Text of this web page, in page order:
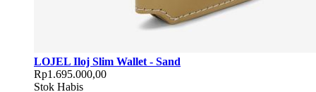
LOJEL Iloj Slim Wallet - Sand
Rp1.695.000,00
Stok Habis